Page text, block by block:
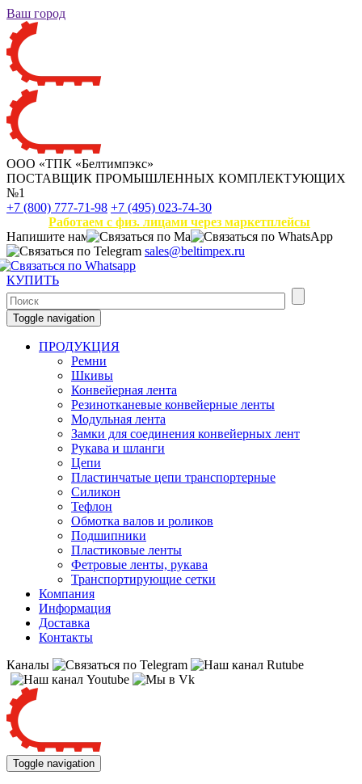
Ваш город
ООО «ТПК «Белтимпэкс»
ПОСТАВЩИК ПРОМЫШЛЕННЫХ КОМПЛЕКТУЮЩИХ
№1
+7 (800) 777-71-98 +7 (495) 023-74-30
Работаем с физ. лицами через маркетплейсы
Напишите нам
sales@beltimpex.ru
КУПИТЬ
Toggle navigation
ПРОДУКЦИЯ
Ремни
Шкивы
Конвейерная лента
Резинотканевые конвейерные ленты
Модульная лента
Замки для соединения конвейерных лент
Рукава и шланги
Цепи
Пластинчатые цепи транспортерные
Силикон
Тефлон
Обмотка валов и роликов
Подшипники
Пластиковые ленты
Фетровые ленты, рукава
Транспортирующие сетки
Компания
Информация
Доставка
Контакты
Каналы
Toggle navigation